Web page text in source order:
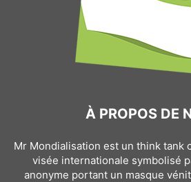
À PROPOS DE
Mr Mondialisation est un think tank
visée internationale symbolisé
anonyme portant un masque